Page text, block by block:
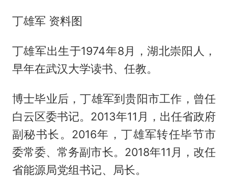
丁雄军 资料图
丁雄军出生于1974年8月，湖北崇阳人，
早年在武汉大学读书、任教。
博士毕业后，丁雄军到贵阳市工作，曾任
白云区委书记。2013年11月，出任省政府
副秘书长。2016年，丁雄军转任毕节市
委常委、常务副市长。2018年11月，改任
省能源局党组书记、局长。